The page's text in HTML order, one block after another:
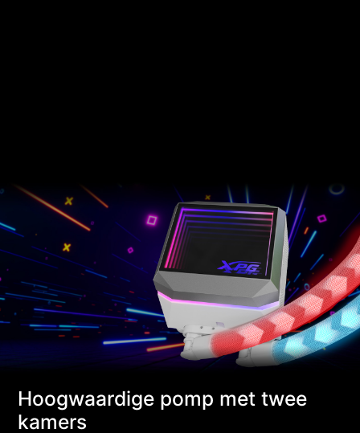
Hoogwaardige pomp met twee
kamers